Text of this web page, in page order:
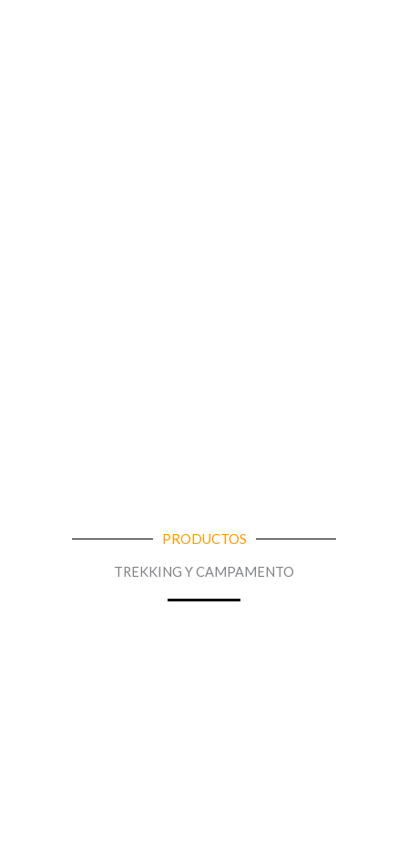
PRODUCTOS
TREKKING Y CAMPAMENTO